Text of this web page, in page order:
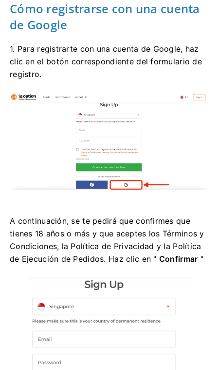
Cómo registrarse con una cuenta
de Google
1. Para registrarte con una cuenta de Google, haz
clic en el botón correspondiente del formulario de
registro.
A continuación, se te pedirá que confirmes que
tienes 18 años o más y que aceptes los Términos y
Condiciones, la Política de Privacidad y la Política
de Ejecución de Pedidos. Haz clic en " Confirmar "